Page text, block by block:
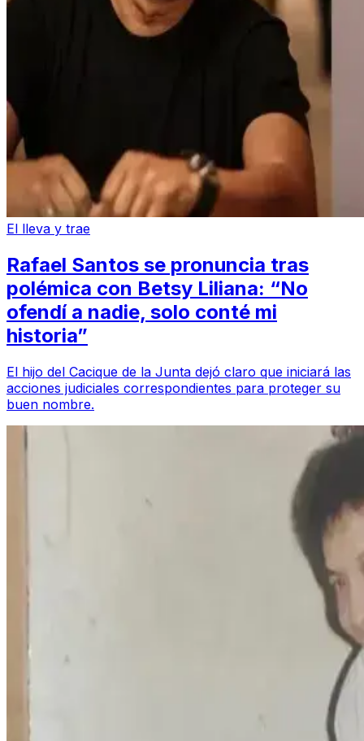
El lleva y trae
Rafael Santos se pronuncia tras
polémica con Betsy Liliana: “No
ofendí a nadie, solo conté mi
historia”
El hijo del Cacique de la Junta dejó claro que iniciará las
acciones judiciales correspondientes para proteger su
buen nombre.